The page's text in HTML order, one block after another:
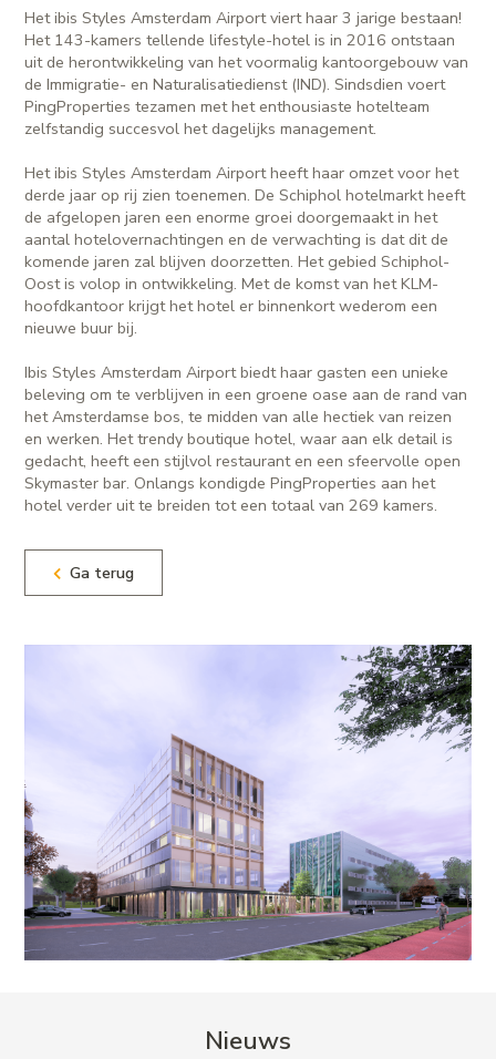
Het ibis Styles Amsterdam Airport viert haar 3 jarige bestaan!
Het 143-kamers tellende lifestyle-hotel is in 2016 ontstaan
uit de herontwikkeling van het voormalig kantoorgebouw van
de Immigratie- en Naturalisatiedienst (IND). Sindsdien voert
PingProperties tezamen met het enthousiaste hotelteam
zelfstandig succesvol het dagelijks management.
Het ibis Styles Amsterdam Airport heeft haar omzet voor het
derde jaar op rij zien toenemen. De Schiphol hotelmarkt heeft
de afgelopen jaren een enorme groei doorgemaakt in het
aantal hotelovernachtingen en de verwachting is dat dit de
komende jaren zal blijven doorzetten. Het gebied Schiphol-
Oost is volop in ontwikkeling. Met de komst van het KLM-
hoofdkantoor krijgt het hotel er binnenkort wederom een
nieuwe buur bij.
Ibis Styles Amsterdam Airport biedt haar gasten een unieke
beleving om te verblijven in een groene oase aan de rand van
het Amsterdamse bos, te midden van alle hectiek van reizen
en werken. Het trendy boutique hotel, waar aan elk detail is
gedacht, heeft een stijlvol restaurant en een sfeervolle open
Skymaster bar. Onlangs kondigde PingProperties aan het
hotel verder uit te breiden tot een totaal van 269 kamers.
Ga terug
Nieuws